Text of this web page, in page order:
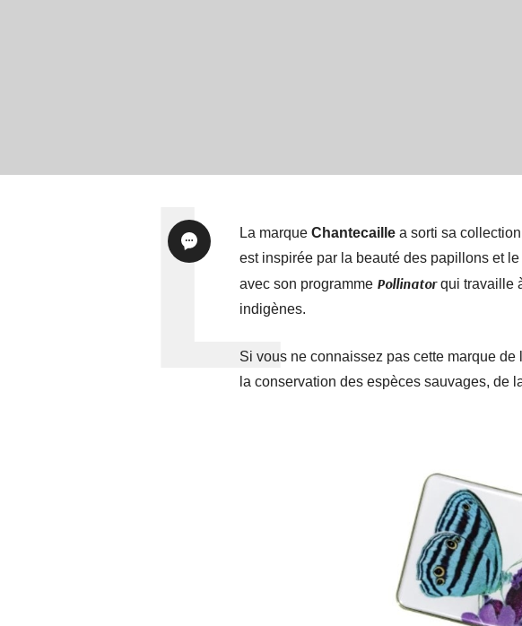
La marque Chantecaille a sorti sa
est inspirée par la beauté des papillons et
avec son programme Pollinatorqui travaille
indigènes.
Si vous ne connaissez pas cette marque
la conservation des espèces sauvages, de